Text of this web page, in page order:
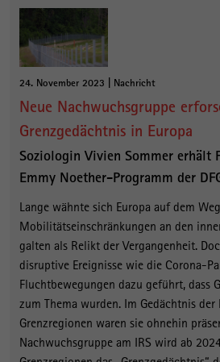
24. November 2023 | Nachricht
Neue Nachwuchsgruppe
Grenzgedächtnis in Europa
Soziologin Vivien Sommer erhält
Emmy Noether-Programm der
Lange wähnte sich Europa auf dem
Mobilitätseinschränkungen an den
galten als Relikt der Vergangenheit.
disruptive Ereignisse wie die Corona-
Fluchtbewegungen dazu geführt, dass
zum Thema wurden. Im Gedächtnis der
Grenzregionen waren sie ohnehin
Nachwuchsgruppe am IRS wird ab